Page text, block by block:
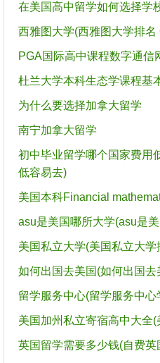
在美国高中留学如何选择学
西雅图大学(西雅图大学排名
PGA国际高中课程数字通信
杜兰大学本科生态学课程基
为什么要选择加拿大留学
南宁加拿大留学
初中毕业留学哪个国家费用
低容易去)
美国本科Financial
asu是美国哪所大学(asu是
美国私立大学(美国私立大学
如何出国去美国(如何出国去
留学服务中心(留学服务中心
美国加州私立寄宿高中大全
英国留学需要多少钱(自费